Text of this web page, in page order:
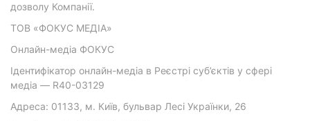
дозволу Компанії.
ТОВ «ФОКУС МЕДІА»
Онлайн-медіа ФОКУС
Ідентифікатор онлайн-медіа в Реєстрі суб’єктів у сфері
медіа — R40-03129
Адреса: 01133, м. Київ, бульвар Лесі Українки, 26